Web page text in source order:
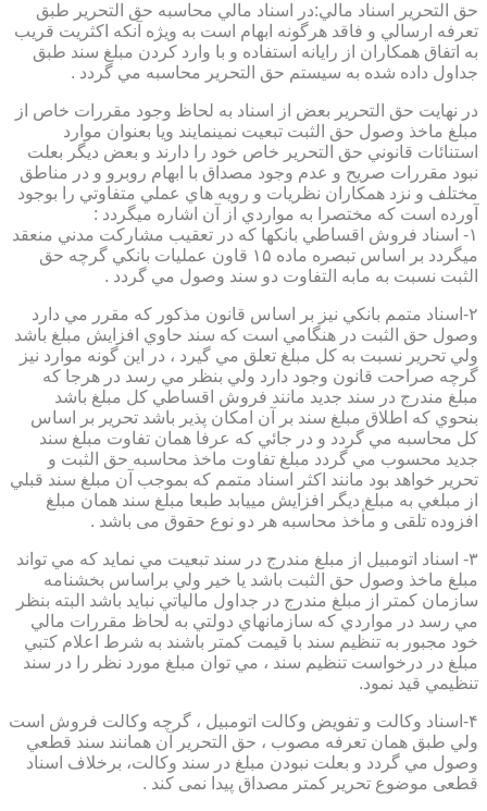
حق التحرير اسناد مالي:در اسناد مالي محاسبه حق التحرير طبق
تعرفه ارسالي و فاقد هرگونه ابهام است به ويژه آنكه اكثريت قريب
به اتفاق همكاران از رايانه استفاده و با وارد كردن مبلغ سند طبق
جداول داده شده به سيستم حق التحرير محاسبه مي گردد .
در نهايت حق التحرير بعض از اسناد به لحاظ وجود مقررات خاص از
مبلغ ماخذ وصول حق الثبت تبعيت نمينمايند ويا بعنوان موارد
استنائات قانوني حق التحرير خاص خود را دارند و بعض ديگر بعلت
نبود مقررات صريح و عدم وجود مصداق با ابهام روبرو و در مناطق
مختلف و نزد همكاران نظريات و رويه هاي عملي متفاوتي را بوجود
آورده است كه مختصرا به مواردي از آن اشاره ميگردد :
۱- اسناد فروش اقساطي بانكها كه در تعقيب مشاركت مدني منعقد
ميگردد بر اساس تبصره ماده ۱۵ قاون عمليات بانكي گرچه حق
الثبت نسبت به مابه التفاوت دو سند وصول مي گردد .
۲-اسناد متمم بانكي نيز بر اساس قانون مذكور كه مقرر مي دارد
وصول حق الثبت در هنگامي است كه سند حاوي افزايش مبلغ باشد
ولي تحرير نسبت به كل مبلغ تعلق مي گيرد ، در اين گونه موارد نيز
گرچه صراحت قانون وجود دارد ولي بنظر مي رسد در هرجا كه
مبلغ مندرج در سند جديد مانند فروش اقساطي كل مبلغ باشد
بنحوي كه اطلاق مبلغ سند بر آن امكان پذير باشد تحرير بر اساس
كل محاسبه مي گردد و در جائي كه عرفا همان تفاوت مبلغ سند
جديد محسوب مي گردد مبلغ تفاوت ماخذ محاسبه حق الثبت و
تحرير خواهد بود مانند اكثر اسناد متمم كه بموجب آن مبلغ سند قبلي
از مبلغي به مبلغ ديگر افزايش مييابد طبعا مبلغ سند همان مبلغ
افزوده تلقی و مأخذ محاسبه هر دو نوع حقوق می باشد .
۳- اسناد اتومبيل از مبلغ مندرج در سند تبعيت مي نمايد كه مي تواند
مبلغ ماخذ وصول حق الثبت باشد يا خير ولي براساس بخشنامه
سازمان كمتر از مبلغ مندرج در جداول مالياتي نبايد باشد البته بنظر
مي رسد در مواردي كه سازمانهاي دولتي به لحاظ مقررات مالي
خود مجبور به تنظيم سند با قيمت كمتر باشند به شرط اعلام كتبي
مبلغ در درخواست تنظيم سند ، مي توان مبلغ مورد نظر را در سند
تنظيمي قيد نمود.
۴-اسناد وكالت و تفويض وكالت اتومبيل ، گرچه وكالت فروش است
ولي طبق همان تعرفه مصوب ، حق التحرير آن همانند سند قطعي
وصول مي گردد و بعلت نبودن مبلغ در سند وكالت، برخلاف اسناد
قطعی موضوع تحریر کمتر مصداق پیدا نمی کند .